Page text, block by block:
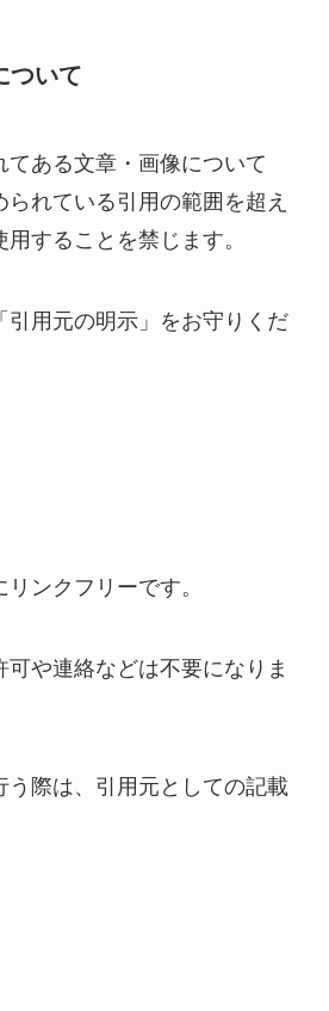
ついて
てある文章・画像について
れている引用の範囲を超え
することを禁じます。
引用元の明示」をお守りくだ
ンクフリーです。
可や連絡などは不要になりま
う際は、引用元としての記載